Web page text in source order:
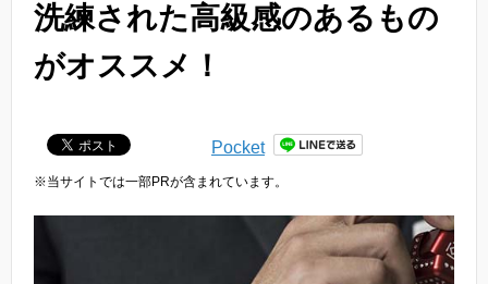
洗練された高級感のあるもの
がオススメ！
Pocket
※当サイトでは一部PRが含まれています。